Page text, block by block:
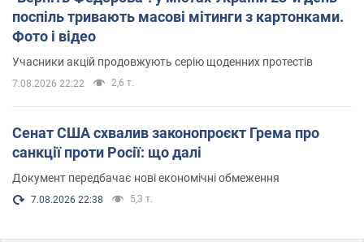
поспіль тривають масові мітинги з картонками.
Фото і відео
Учасники акцій продовжують серію щоденних протестів
7.08.2026 22:22 2,6 т.
Сенат США схвалив законопроєкт Грема про
санкції проти Росії: що далі
Документ передбачає нові економічні обмеження
7.08.2026 22:38 5,3 т.